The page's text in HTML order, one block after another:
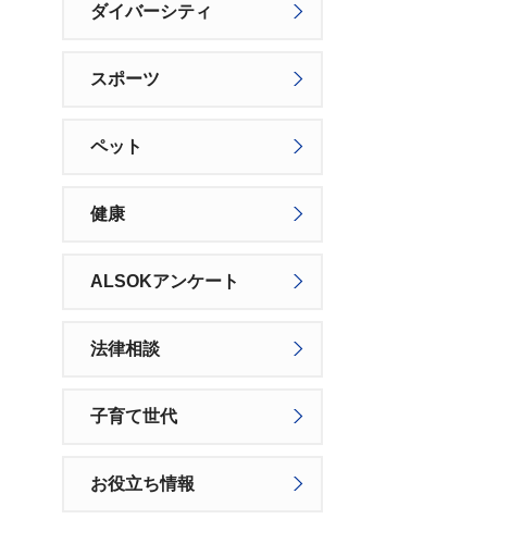
ダイバーシティ
スポーツ
ペット
健康
ALSOKアンケート
法律相談
子育て世代
お役立ち情報